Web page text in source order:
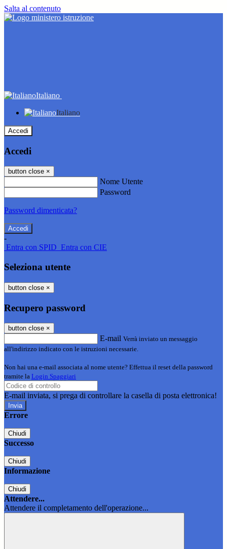
Salta al contenuto
Italiano
Italiano
Accedi
Accedi
button close ×
Nome Utente
Password
Password dimenticata?
-
Entra con SPID Entra con CIE
Seleziona utente
button close ×
Recupero password
button close ×
E-mail Verrà inviato un messaggio
all'indirizzo indicato con le istruzioni necessarie.
Non hai una e-mail associata al nome utente? Effettua il reset della password
tramite la Login Spaggiari
E-mail inviata, si prega di controllare la casella di posta elettronica!
Errore
Chiudi
Successo
Chiudi
Informazione
Chiudi
Attendere...
Attendere il completamento dell'operazione...